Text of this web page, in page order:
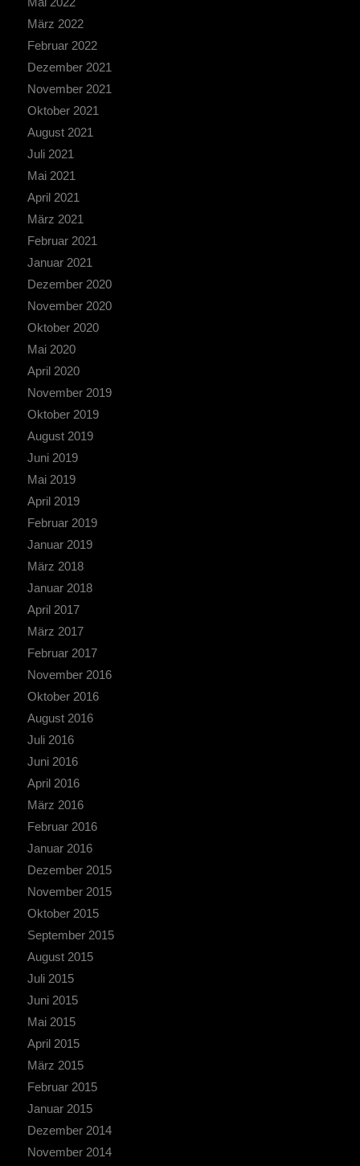
März 2022
Februar 2022
Dezember 2021
November 2021
Oktober 2021
August 2021
Juli 2021
Mai 2021
April 2021
März 2021
Februar 2021
Januar 2021
Dezember 2020
November 2020
Oktober 2020
Mai 2020
April 2020
November 2019
Oktober 2019
August 2019
Juni 2019
Mai 2019
April 2019
Februar 2019
Januar 2019
März 2018
Januar 2018
April 2017
März 2017
Februar 2017
November 2016
Oktober 2016
August 2016
Juli 2016
Juni 2016
April 2016
März 2016
Februar 2016
Januar 2016
Dezember 2015
November 2015
Oktober 2015
September 2015
August 2015
Juli 2015
Juni 2015
Mai 2015
April 2015
März 2015
Februar 2015
Januar 2015
Dezember 2014
November 2014